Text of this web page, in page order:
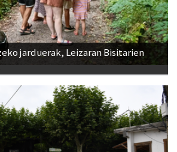
jarduerak, Leizaran Bisitarien